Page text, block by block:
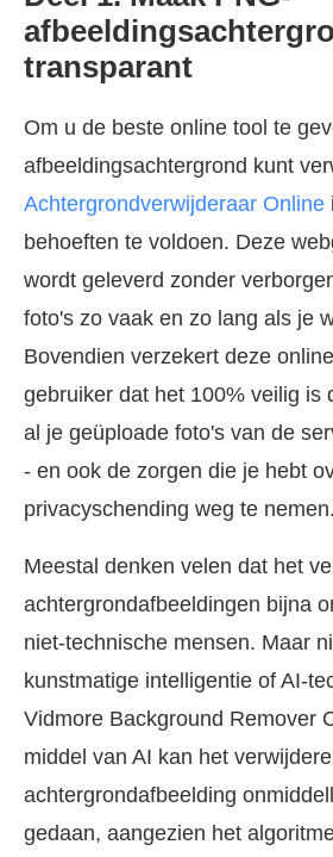
transparant
Om u de beste online tool te
afbeeldingsachtergrond kunt
Achtergrondverwijderaar Online
behoeften te voldoen. Deze
wordt geleverd zonder
foto's zo vaak en zo lang als je
Bovendien verzekert deze
gebruiker dat het 100% veilig is
al je geüploade foto's van de
- en ook de zorgen die je hebt
privacyschending weg te nemen.
Meestal denken velen dat het
achtergrondafbeeldingen bijna
niet-technische mensen. Maar
kunstmatige intelligentie of AI-
Vidmore Background Remover
middel van AI kan het
achtergrondafbeelding
gedaan, aangezien het